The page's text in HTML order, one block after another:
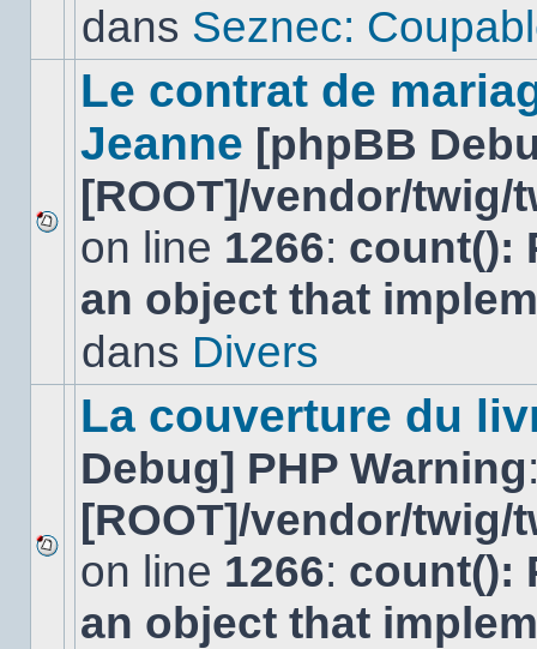
dansdans Seznec:
Aucun
nouveau
message
non-
dans
Le contrat de
Jeanne [phpBB
[ROOT]/vendor/
on line 1266: count():
an object that
dans Divers
Aucun
nouveau
message
non-
La couverture du
Debug] PHP Warning
[ROOT]/vendor/
on line 1266: count():
an object that